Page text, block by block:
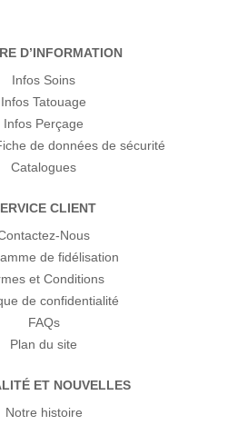
D’INFORMATION
Infos Soins
Infos Tatouage
Infos Perçage
de données de sécurité
Catalogues
CLIENT
Nous
de fidélisation
et Conditions
de confidentialité
FAQs
Plan du site
ET NOUVELLES
Notre histoire